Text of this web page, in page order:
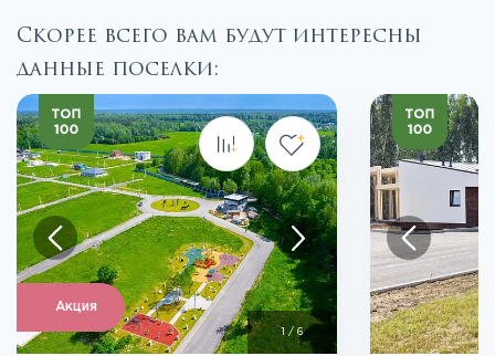
Скорее всего вам будут интересны
данные поселки:
Акция
1 / 6
Посмотреть все фото